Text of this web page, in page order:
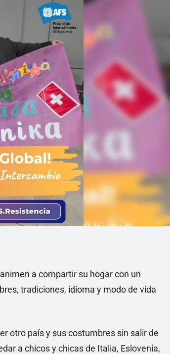
Linea
a compartir su hogar con un
tradiciones, idioma y modo de vida
otro país y sus costumbres sin salir de
a chicos y chicas de Italia, Eslovenia,